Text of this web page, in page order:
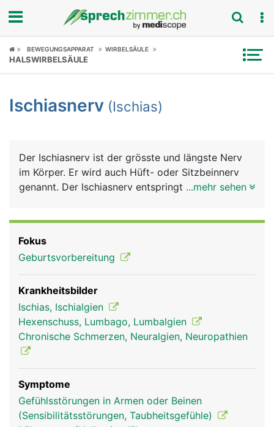
Fokus
Symptome
News
Rubriken
BEWEGUNGSAPPARAT WIRBELSÄULE
HALSWIRBELSÄULE
Ischiasnerv (Ischias)
Der Ischiasnerv ist der grösste und längste Nerv
im Körper. Er wird auch Hüft- oder Sitzbeinnerv
genannt. Der Ischiasnerv entspringt in Höhe der
Rückseite des Beines und zieht bis zu den Zehen.
In Höhe der Kniekehle teilt er sich in einen
Wadennerv und einen Schienbeinnerv. Der
Ischiasnerv leitet einerseits Schmerz- und
Gefühlswahrnehmungen von den Beinen und
Füssen zum Gehirn und andererseits
Bewegungssignale vom Gehirn zu den jeweiligen
Muskeln der Beine und Füsse. Schäden des
Taubheitsgefühle oder Muskelschwächen bzw.
Lähmungen an den Beinen auslösen.
...mehr sehen
Fokus
Geburtsvorbereitung
Krankheitsbilder
Ischias, Ischialgien
Hexenschuss, Lumbago, Lumbalgien
Chronische Schmerzen, Neuralgien, Neuropathien
Symptome
Gefühlsstörungen in Armen oder Beinen
(Sensibilitätsstörungen, Taubheitsgefühle)